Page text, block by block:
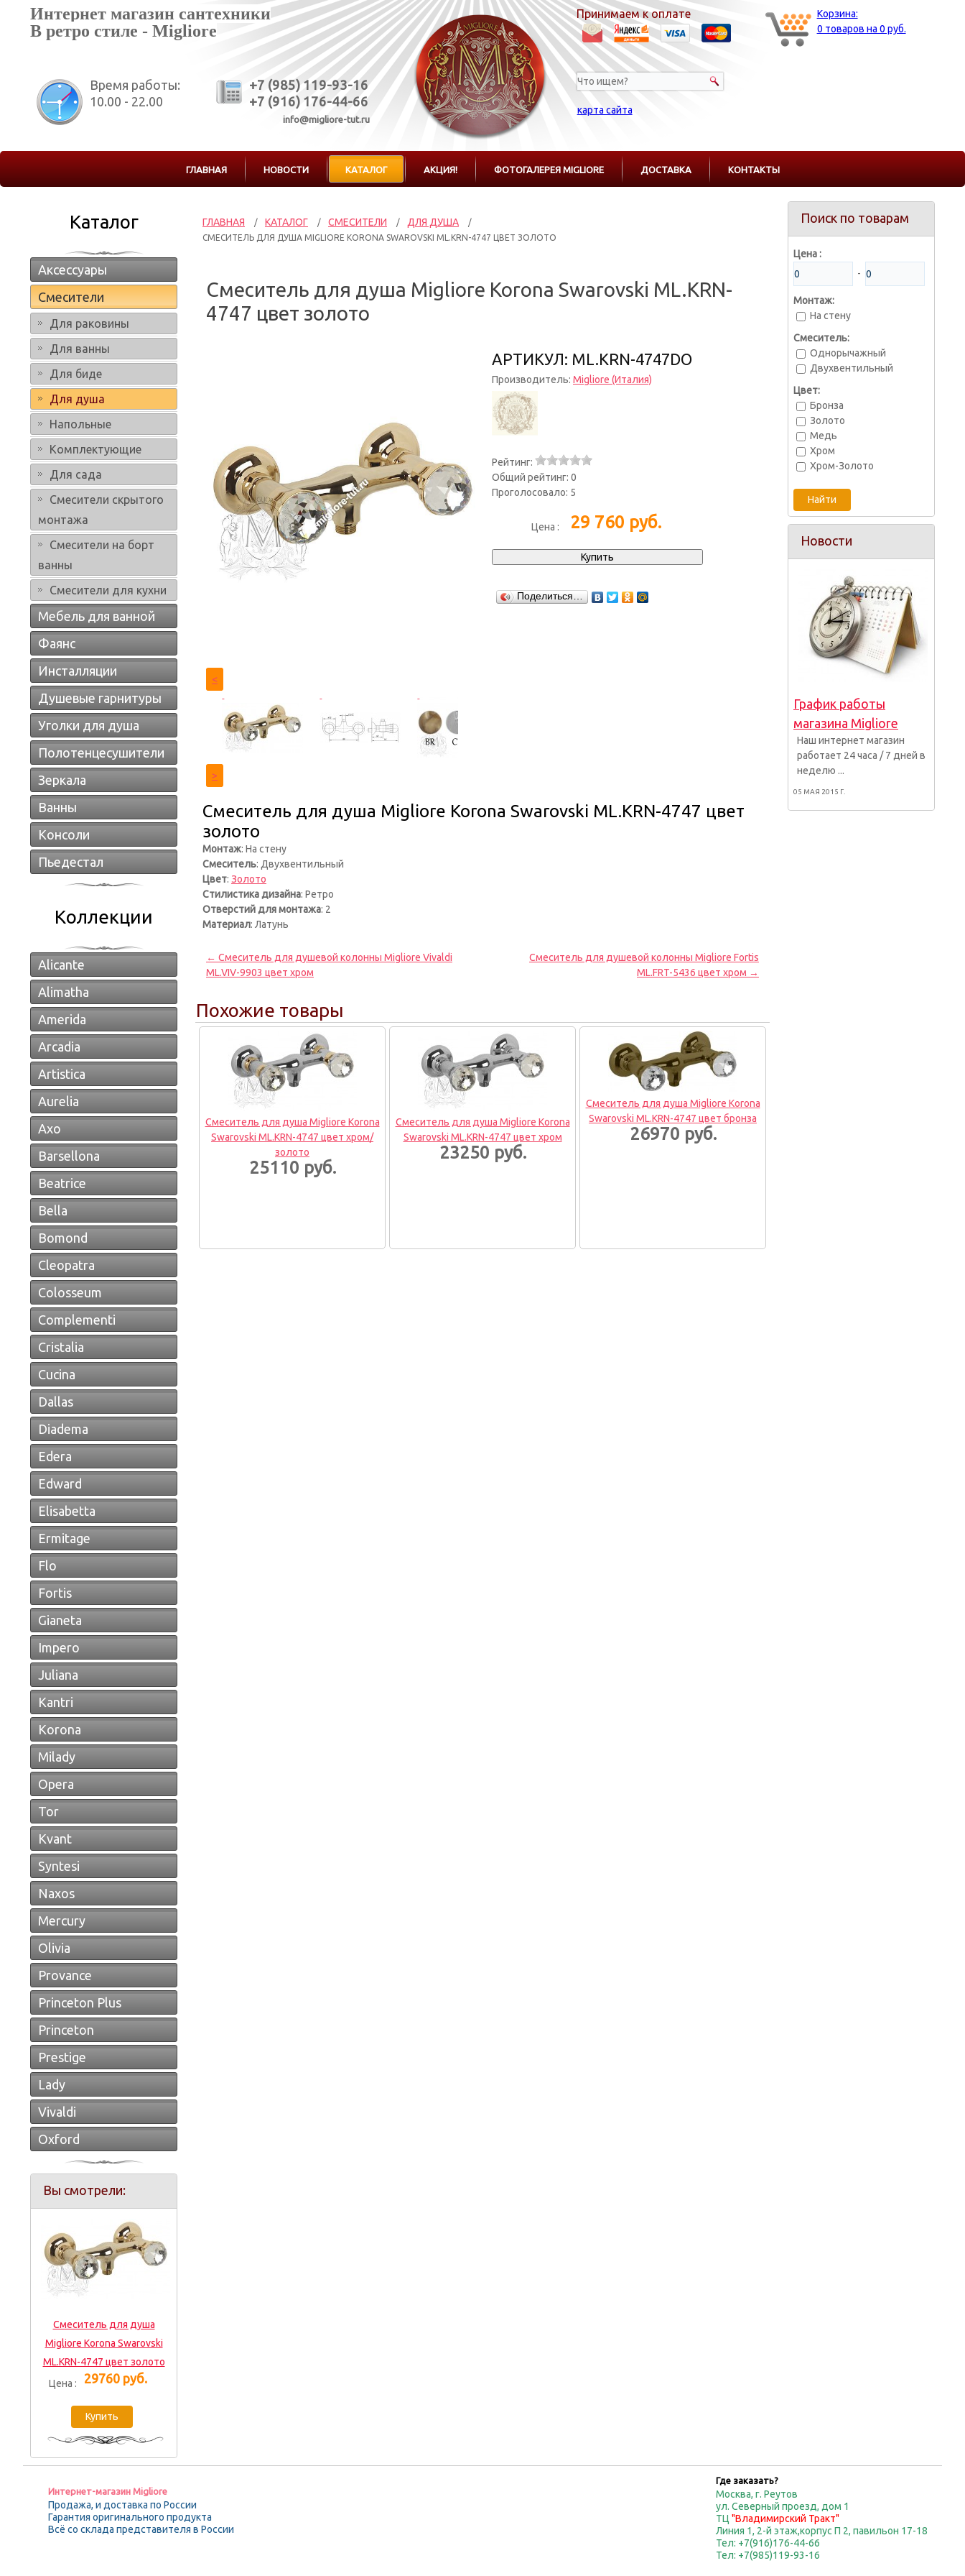
Интернет магазин сантехники
В ретро стиле - Migliore
Время работы:
10.00 - 22.00
Корзина:
0 товаров на 0 руб.
+7 (985) 119-93-16
+7 (916) 176-44-66
info@migliore-tut.ru
Принимаем к оплате
карта сайта
ГЛАВНАЯ НОВОСТИ КАТАЛОГ АКЦИЯ! ФОТОГАЛЕРЕЯ MIGLIORE ДОСТАВКА КОНТАКТЫ
Каталог
Аксессуары
Смесители
Для раковины
Для ванны
Для биде
Для душа
Напольные
Комплектующие
Для сада
Смесители скрытого
монтажа
Смесители на борт
ванны
Смесители для кухни
Мебель для ванной
Фаянс
Инсталляции
Душевые гарнитуры
Уголки для душа
Полотенцесушители
Зеркала
Ванны
Консоли
Пьедестал
Коллекции
Alicante
Alimatha
Amerida
Arcadia
Artistica
Aurelia
Axo
Barsellona
Beatrice
Bella
Bomond
Cleopatra
Colosseum
Complementi
Cristalia
Cucina
Dallas
Diadema
Edera
Edward
Elisabetta
Ermitage
Flo
Fortis
Gianeta
Impero
Juliana
Kantri
Korona
Milady
Opera
Tor
Kvant
Syntesi
Naxos
Mercury
Olivia
Provance
Princeton Plus
Princeton
Prestige
Lady
Vivaldi
Oxford
Вы смотрели:
Смеситель для душа
Migliore Korona Swarovski
ML.KRN-4747 цвет золото
Цена :
29760 руб.
ГЛАВНАЯ / КАТАЛОГ / СМЕСИТЕЛИ / ДЛЯ ДУША
/
СМЕСИТЕЛЬ ДЛЯ ДУША MIGLIORE KORONA SWAROVSKI ML.KRN-4747 ЦВЕТ ЗОЛОТО
Смеситель для душа Migliore Korona Swarovski ML.KRN-
4747 цвет золото
<
>
АРТИКУЛ: ML.KRN-4747DO
Производитель: Migliore (Италия)
Рейтинг:
Общий рейтинг: 0
Проголосовало: 5
Цена : 29 760 руб.
Поделиться…
Смеситель для душа Migliore Korona Swarovski ML.KRN-4747 цвет
золото
Монтаж: На стену
Смеситель: Двухвентильный
Цвет: Золото
Стилистика дизайна: Ретро
Отверстий для монтажа: 2
Материал: Латунь
← Смеситель для душевой колонны Migliore Vivaldi
ML.VIV-9903 цвет хром
Смеситель для душевой колонны Migliore Fortis
ML.FRT-5436 цвет хром →
Похожие товары
Смеситель для душа Migliore Korona
Swarovski ML.KRN-4747 цвет хром/
золото
25110 руб.
Смеситель для душа Migliore Korona
Swarovski ML.KRN-4747 цвет хром
23250 руб.
Смеситель для душа Migliore Korona
Swarovski ML.KRN-4747 цвет бронза
26970 руб.
Поиск по товарам
Цена :
-
Монтаж:
На стену
Смеситель:
Однорычажный
Двухвентильный
Цвет:
Бронза
Золото
Медь
Хром
Хром-Золото
Новости
График работы
магазина Migliore
Наш интернет магазин
работает 24 часа / 7 дней в
неделю ...
05 МАЯ 2015 Г.
Интернет-магазин Migliore
Продажа, и доставка по России
Гарантия оригинального продукта
Всё со склада представителя в России
Где заказать?
Москва, г. Реутов
ул. Северный проезд, дом 1
ТЦ "Владимирский Тракт"
Линия 1, 2-й этаж,корпус П 2, павильон 17-18
Тел: +7(916)176-44-66
Тел: +7(985)119-93-16